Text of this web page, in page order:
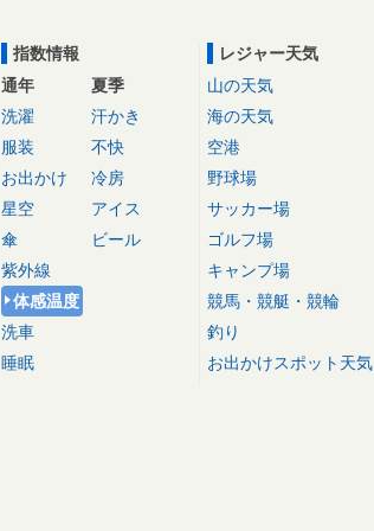
指数情報
通年
洗濯
服装
お出かけ
星空
傘
紫外線
体感温度
洗車
睡眠
夏季
汗かき
不快
冷房
アイス
ビール
レジャー天気
山の天気
海の天気
空港
野球場
サッカー場
ゴルフ場
キャンプ場
競馬・競艇・競輪
釣り
お出かけスポット天気